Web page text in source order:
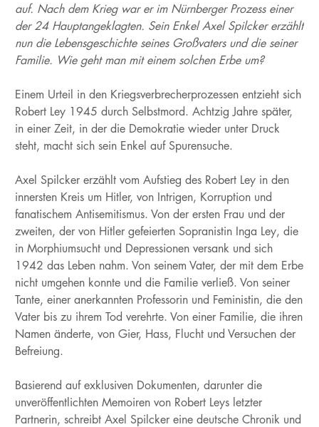
auf. Nach dem Krieg war er im Nürnberger Prozess einer
der 24 Hauptangeklagten. Sein Enkel Axel Spilcker erzählt
nun die Lebensgeschichte seines Großvaters und die seiner
Familie. Wie geht man mit einem solchen Erbe um?
Einem Urteil in den Kriegsverbrecherprozessen entzieht sich
Robert Ley 1945 durch Selbstmord. Achtzig Jahre später,
in einer Zeit, in der die Demokratie wieder unter Druck
steht, macht sich sein Enkel auf Spurensuche.
Axel Spilcker erzählt vom Aufstieg des Robert Ley in den
innersten Kreis um Hitler, von Intrigen, Korruption und
fanatischem Antisemitismus. Von der ersten Frau und der
zweiten, der von Hitler gefeierten Sopranistin Inga Ley, die
in Morphiumsucht und Depressionen versank und sich
1942 das Leben nahm. Von seinem Vater, der mit dem Erbe
nicht umgehen konnte und die Familie verließ. Von seiner
Tante, einer anerkannten Professorin und Feministin, die den
Vater bis zu ihrem Tod verehrte. Von einer Familie, die ihren
Namen änderte, von Gier, Hass, Flucht und Versuchen der
Befreiung.
Basierend auf exklusiven Dokumenten, darunter die
unveröffentlichten Memoiren von Robert Leys letzter
Partnerin, schreibt Axel Spilcker eine deutsche Chronik und